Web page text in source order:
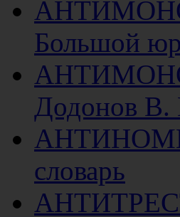
Большой
Додонов В.
словарь